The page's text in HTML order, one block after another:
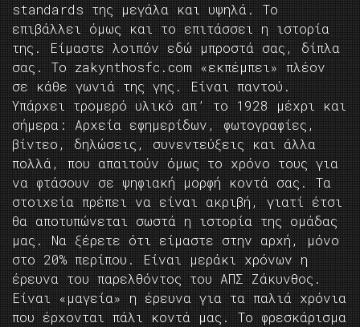
standards της μεγάλα και υψηλά. Το
επιβάλλει όμως και το επιτάσσει η ιστορία
της. Είμαστε λοιπόν εδώ μπροστά σας, δίπλα
σας. Το zakynthosfc.com «εκπέμπει» πλέον
σε κάθε γωνιά της γης. Είναι παντού.
Υπάρχει τρομερό υλικό απ’ το 1928 μέχρι και
σήμερα: Αρχεία εφημερίδων, φωτογραφίες,
βίντεο, δηλώσεις, συνεντεύξεις και άλλα
πολλά, που απαιτούν όμως το χρόνο τους για
να φτάσουν σε ψηφιακή μορφή κοντά σας. Τα
στοιχεία πρέπει να είναι ακριβή, γιατί έτσι
θα αποτυπώνεται σωστά η ιστορία της ομάδας
μας. Να ξέρετε ότι είμαστε στην αρχή, μόνο
στο 20% περίπου. Είναι μεράκι χρόνων η
έρευνα του παρελθόντος του ΑΠΣ Ζάκυνθος.
Είναι «μαγεία» η έρευνα για τα παλιά χρόνια
που έρχονται πάλι κοντά μας. Το φρεσκάρισμα